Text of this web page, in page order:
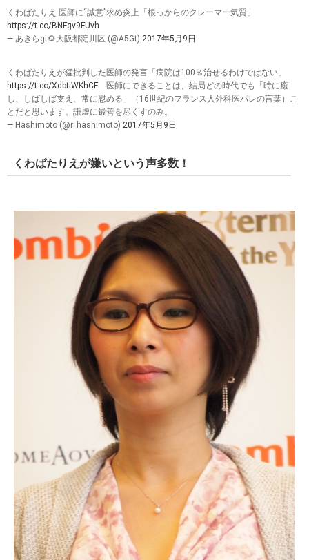
くわばたりえ 医師に“誠意”求め炎上「根っからのクレーマー気質」
https://t.co/BNFgv9FUvh
— あきらgt🌻大阪都淀川区 (@A5Gt) 2017年5月9日
くわばたりえが猛批判した医師の発言「病院は100％治せるわけではない」
https://t.co/XdbtiWKhCF 医師にできることは、結局どの時代でも「時に癒
し、しばしば支え、常に慰める」（16世紀のフランス人外科医パレの言葉）こ
とだと思います。謙虚に最善を尽くすのみ。
— Hashimoto (@r_hashimoto) 2017年5月9日
くわばたりえが嫌いという声多数！